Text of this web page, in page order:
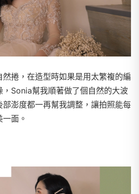
捲，在造型時如果是用太繁複的編
，Sonia幫我順著做了個自然的大波
澎度都一再幫我調整，讓拍照能每
面。